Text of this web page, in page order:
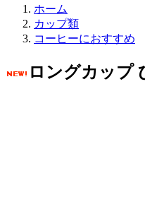
ホーム
カップ類
コーヒーにおすすめ
ロングカップ